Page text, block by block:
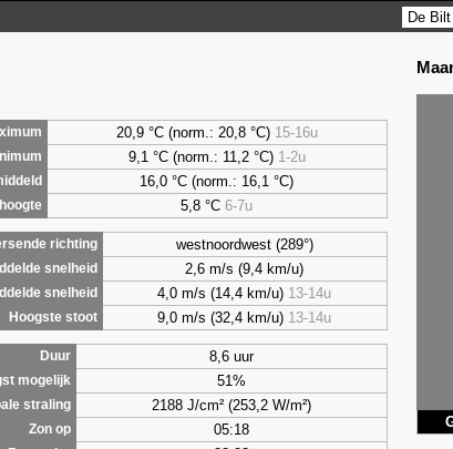
20,9 °C (norm.: 20,8 °C) 15-16u
9,1 °C (norm.: 11,2 °C) 1-2u
16,0 °C (norm.: 16,1 °C)
5,8 °C6-7u
richting
westnoordwest (289°)
snelheid 2,6 m/s (9,4 km/u)
snelheid 4,0 m/s (14,4 km/u) 13-14u
Hoogste stoot 9,0 m/s (32,4 km/u) 13-14u
Duur
8,6 uur
mogelijk 51%
straling 2188 J/cm² (253,2 W/m²)
Zon op 05:18